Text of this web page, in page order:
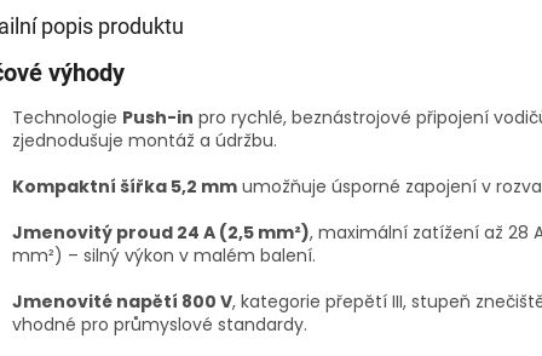
popis produktu
výhody
Technologie Push-in pro rychlé, beznástrojové připojení
zjednodušuje montáž a údržbu.
Kompaktní šířka 5,2 mm umožňuje úsporné zapojení v
Jmenovitý proud 24 A (2,5 mm²), maximální zatížení až 28
mm²) – silný výkon v malém balení.
Jmenovité napětí 800 V, kategorie přepětí III, stupeň
vhodné pro průmyslové standardy.